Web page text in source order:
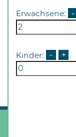
Erwachsene: -
Kinder: - +